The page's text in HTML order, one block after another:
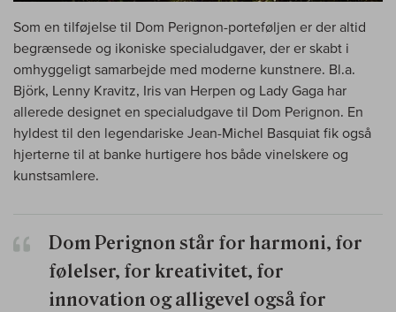
Som en tilføjelse til Dom Perignon-porteføljen er der altid
begrænsede og ikoniske specialudgaver, der er skabt i
omhyggeligt samarbejde med moderne kunstnere. Bl.a.
Björk, Lenny Kravitz, Iris van Herpen og Lady Gaga har
allerede designet en specialudgave til Dom Perignon. En
hyldest til den legendariske Jean-Michel Basquiat fik også
hjerterne til at banke hurtigere hos både vinelskere og
kunstsamlere.
Dom Perignon står for harmoni, for
følelser, for kreativitet, for
innovation og alligevel også for